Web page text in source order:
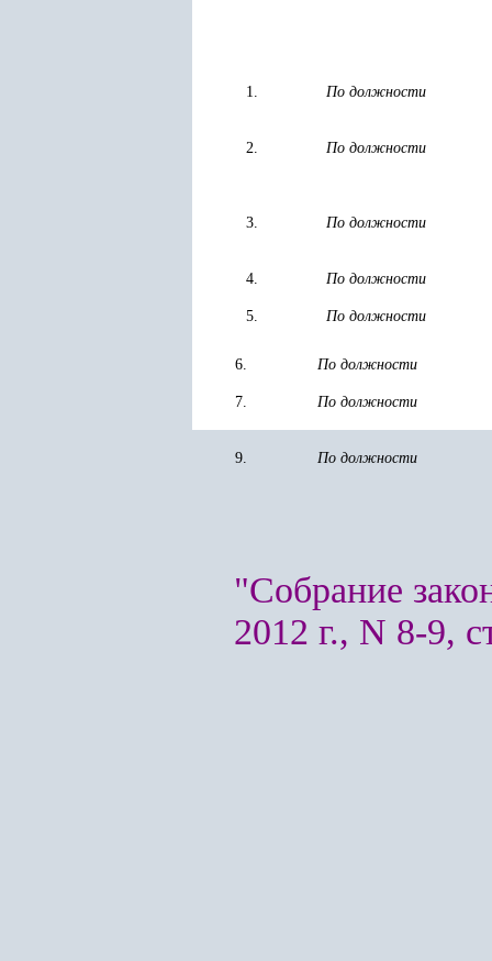
1. По должности
2. По должности
3. По должности
4. По должности
5. По должности
6. По должности
7. По должности
9. По должности
"Собрание
2012 г., N 8-9,